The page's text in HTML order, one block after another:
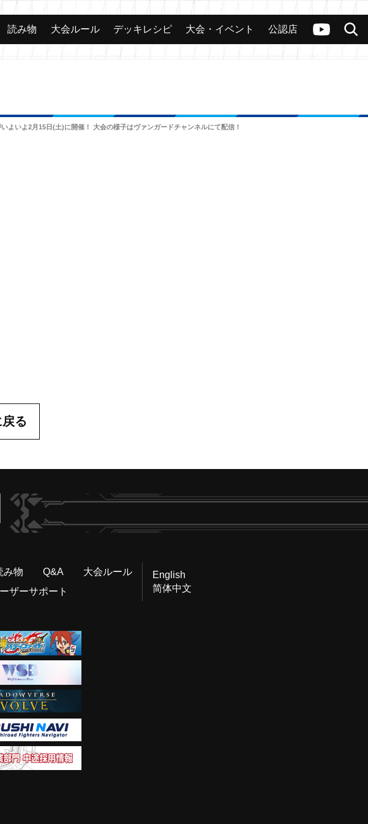
ヴァンガードch
検索
カード 大会 公認店舗 その他
読み物 大会ルール デッキレシピ 大会・イベント 公認店
よいよ2月15日(土)に開催！ 大会の様子はヴァンガードチャンネルにて配信！
でシェアする
る
ヴァンガードch
み物 Q&A
大会ルール
ザーサポート
English
简体中文